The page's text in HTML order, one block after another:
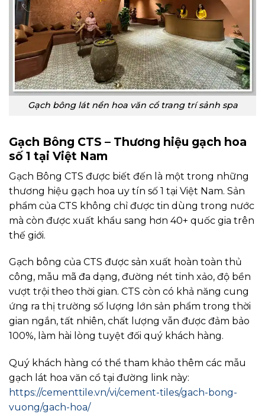
Gạch bông lát nền hoa văn cổ trang trí sảnh spa
Gạch Bông CTS – Thương hiệu gạch hoa
số 1 tại Việt Nam
Gạch Bông CTS được biết đến là một trong những
thương hiệu gạch hoa uy tín số 1 tại Việt Nam. Sản
phẩm của CTS không chỉ được tin dùng trong nước
mà còn được xuất khẩu sang hơn 40+ quốc gia trên
thế giới.
Gạch bông của CTS được sản xuất hoàn toàn thủ
công, mẫu mã đa dạng, đường nét tinh xảo, độ bền
vượt trội theo thời gian. CTS còn có khả năng cung
ứng ra thị trường số lượng lớn sản phẩm trong thời
gian ngắn, tất nhiên, chất lượng vẫn được đảm bảo
100%, làm hài lòng tuyệt đối quý khách hàng.
Quý khách hàng có thể tham khảo thêm các mẫu
gạch lát hoa văn cổ tại đường link này:
https://cementtile.vn/vi/cement-tiles/gach-bong-
vuong/gach-hoa/